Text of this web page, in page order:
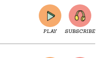
PLAY SUBSCRIBE